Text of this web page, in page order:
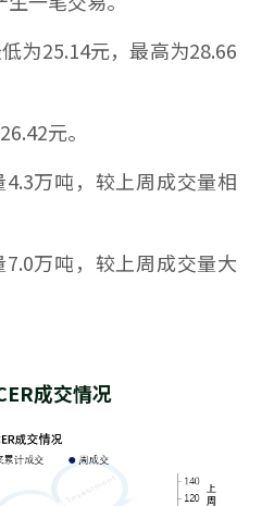
为25.14元，最高为28.66
元。
万吨，较上周成交量相
万吨，较上周成交量大
成交情况